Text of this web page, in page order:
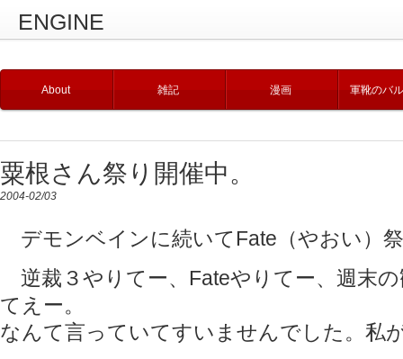
ENGINE
About 雑記 漫画 軍靴のバ
粟根さん祭り開催中。
2004-02/03
デモンベインに続いてFate（やおい）
逆裁３やりてー、Fateやりてー、週末
てえー。
なんて言っていてすいませんでした。私